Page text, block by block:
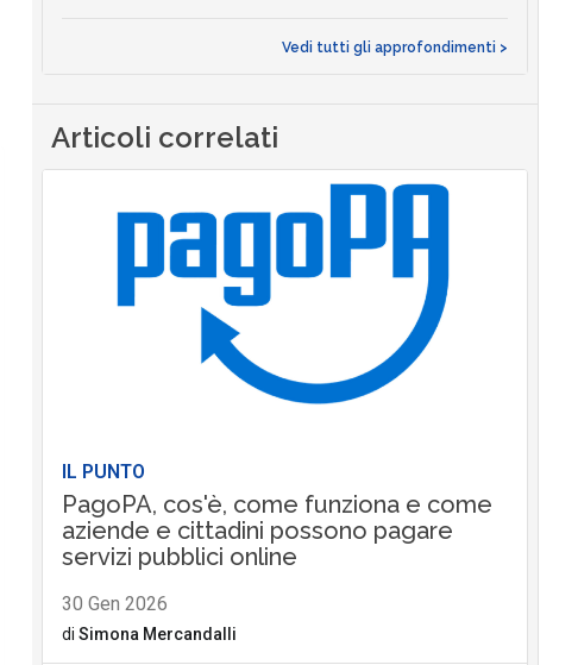
Vedi tutti gli approfondimenti >
Articoli correlati
IL PUNTO
PagoPA, cos'è, come funziona e come
aziende e cittadini possono pagare
servizi pubblici online
30 Gen 2026
di Simona Mercandalli